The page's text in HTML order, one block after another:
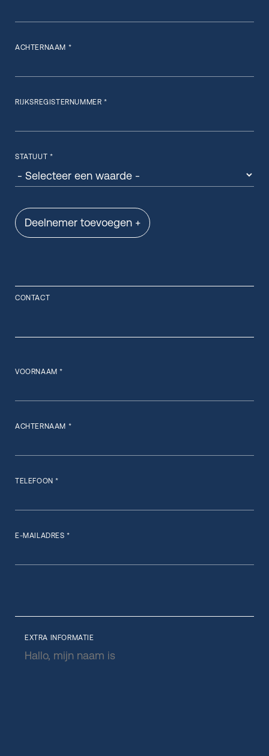
ACHTERNAAM *
RIJKSREGISTERNUMMER *
STATUUT *
Deelnemer toevoegen +
CONTACT
VOORNAAM *
ACHTERNAAM *
TELEFOON *
E-MAILADRES *
EXTRA INFORMATIE